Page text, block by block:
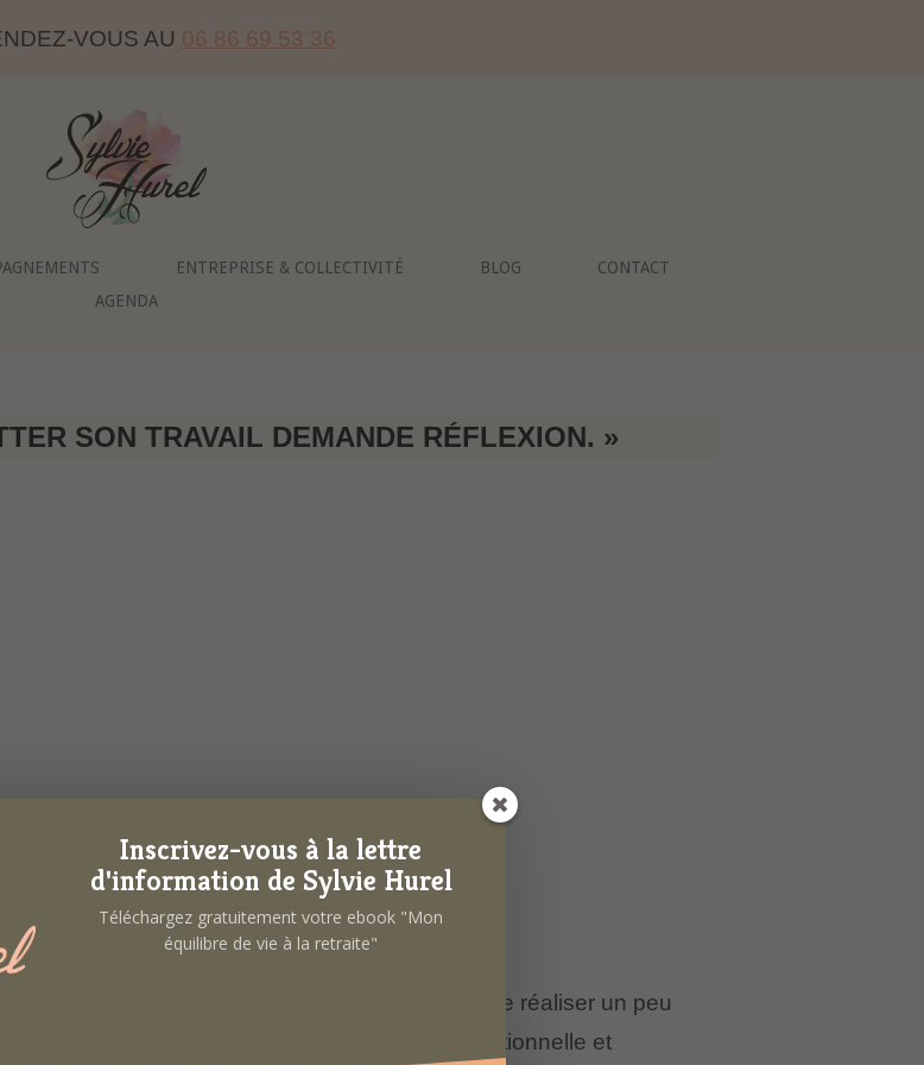
VOUS AU 06 86 69 53 36
Home
ENTREPRISE & COLLECTIVITÉ BLOG
CONTACT
AGENDA
SON TRAVAIL DEMANDE RÉFLEXION. »
de partir en retraite avant 60 ans.
réflexion.
thème « partir à la retraite », cela m’a permis de réaliser un peu
autant au niveau financier qu’au niveau relationnelle et
Inscrivez-vous à la lettre
d'information de Sylvie Hurel
Téléchargez gratuitement votre ebook "Mon
équilibre de vie à la retraite"